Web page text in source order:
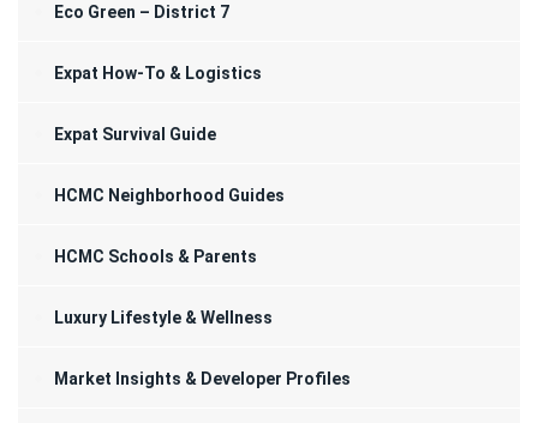
Eco Green – District 7
Expat How-To & Logistics
Expat Survival Guide
HCMC Neighborhood Guides
HCMC Schools & Parents
Luxury Lifestyle & Wellness
Market Insights & Developer Profiles